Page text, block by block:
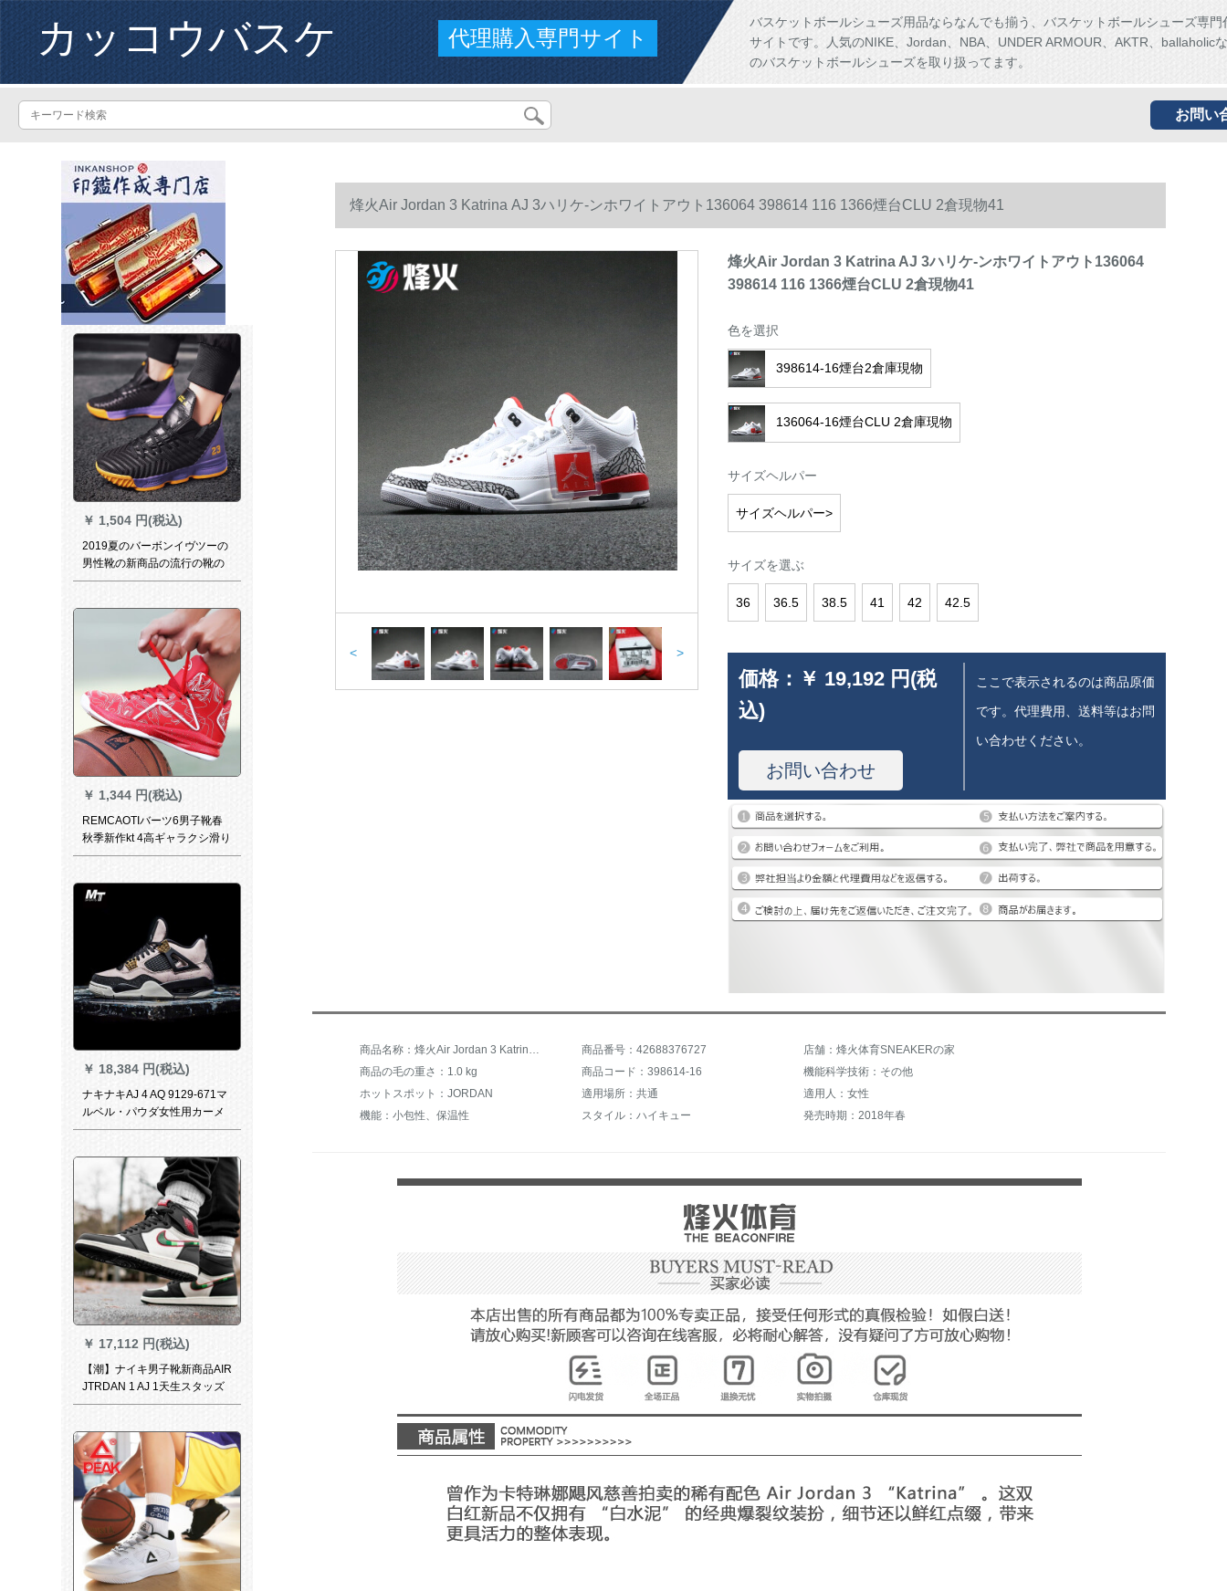
カッコウバスケ 代理購入専門サイト
バスケットボールシューズ用品ならなんでも揃う、バスケットボールシューズ専門
サイトです。人気のNIKE、Jordan、NBA、UNDER ARMOUR、AKTR、ballaholic
のバスケットボールシューズを取り扱ってます。
お問い
￥ 1,504 円(税込)
2019夏のバーボンイヴツーの
男性靴の新商品の流行の靴の
高格格ルプロの板の靴の男性
性の2108黒の紫の41
￥ 1,344 円(税込)
REMCAOTIバーツ6男子靴春
秋季新作kt 4高ギャラクシ滑り
止めめすダンパ10戦ブツ大記
42
￥ 18,384 円(税込)
ナキナキAJ 4 AQ 9129-671マ
ルベル・パウダ女性用カーメ
ンGS AQ 9129-6038
￥ 17,112 円(税込)
【潮】ナイキ男子靴新商品AIR
JTRDAN 1 AJ 1天生スタッズ
1.ツグリフジックグリーンフ
烽火Air Jordan 3 Katrina AJ 3ハリケ-ンホワイトアウト136064 398614 116 1366煙台CLU 2倉現物41
< >
烽火Air Jordan 3 Katrina AJ 3ハリケ-ンホワイトアウト136064
398614 116 1366煙台CLU 2倉現物41
色を選択
398614-16煙台2倉庫現物
136064-16煙台CLU 2倉庫現物
サイズヘルパー
サイズヘルパー>
サイズを選ぶ
36 36.5 38.5 41 42 42.5
価格： ￥ 19,192 円(税
込)
お問い合わせ
ここで表示されるのは商品原価
です。代理費用、送料等はお問
い合わせください。
商品番号：42688376727
店舗：烽火体育SNEAKERの家
商品の毛の重さ：1.0 kg
商品コード：398614-16
機能科学技術：その他
ホットスポット：JORDAN
適用場所：共通
適用人：女性
機能：小包性、保温性
スタイル：ハイキュー 発売時期：2018年春